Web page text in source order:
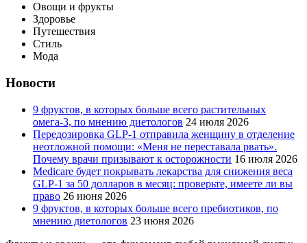
Овощи и фрукты
Здоровье
Путешествия
Стиль
Мода
Новости
9 фруктов, в которых больше всего растительных
омега-3, по мнению диетологов 24 июля 2026
Передозировка GLP-1 отправила женщину в отделение
неотложной помощи: «Меня не переставала рвать».
Почему врачи призывают к осторожности 16 июля 2026
Medicare будет покрывать лекарства для снижения веса
GLP-1 за 50 долларов в месяц: проверьте, имеете ли вы
право 26 июня 2026
9 фруктов, в которых больше всего пребиотиков, по
мнению диетологов 23 июня 2026